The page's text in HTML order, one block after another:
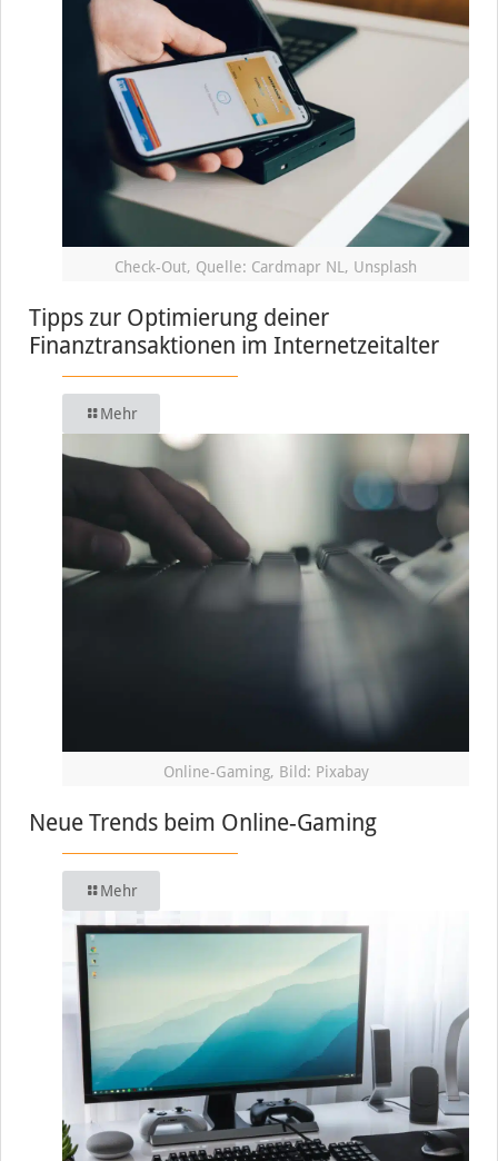
Check-Out, Quelle: Cardmapr NL, Unsplash
Tipps zur Optimierung deiner
Finanztransaktionen im Internetzeitalter
Mehr
Online-Gaming, Bild: Pixabay
Neue Trends beim Online-Gaming
Mehr